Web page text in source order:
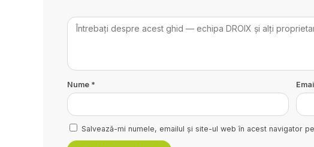
Nume *
Salvează-mi numele, emailul și site-ul web în acest navigator